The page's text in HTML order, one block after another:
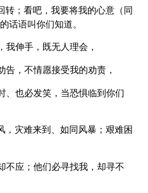
转；看吧，我要将我的心意（同
话语叫你们知道。
我伸手，既无人理会，
告，不情愿接受我的劝责，
、也必发笑，当恐惧临到你们
，灾难来到、如同风暴；艰难困
不应；他们必寻找我，却寻不